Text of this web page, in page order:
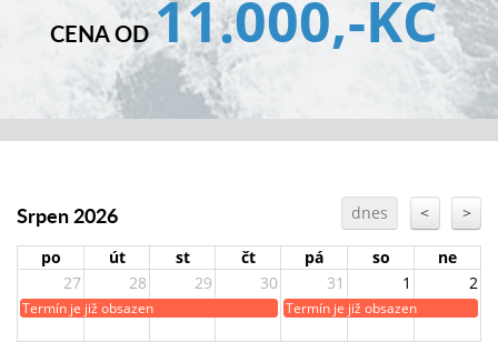
PRODEJ LODÍ
CENA OD11.000,-KČ
Srpen 2026 dnes < >
po út st čt pá so
ne
27
28 29 30 31 1 2
Termín je již obsazen Termín je již obsazen